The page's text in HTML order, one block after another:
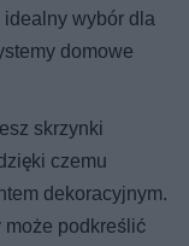
idealny wybór dla
domowe
skrzynki
czemu
dekoracyjnym.
podkreślić